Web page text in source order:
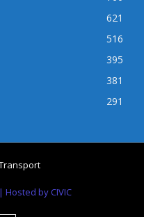
621
516
395
381
291
| Hosted by CIVIC